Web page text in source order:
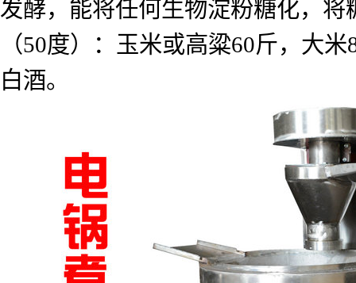
发酵，能将任何生物淀粉糖化，
（50度）：玉米或高粱60斤，大米
白酒。